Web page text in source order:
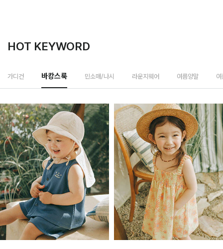
HOT KEYWORD
가디건 바캉스룩 민소매/나시 라운지웨어 여름양말